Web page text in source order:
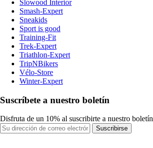
Slowood Interior
Smash-Expert
Sneakids
Sport is good
Training-Fit
Trek-Expert
Triathlon-Expert
TripNBikers
Vélo-Store
Winter-Expert
Suscríbete a nuestro boletín
Disfruta de un 10% al suscribirte a nuestro boletín
Suscribirse